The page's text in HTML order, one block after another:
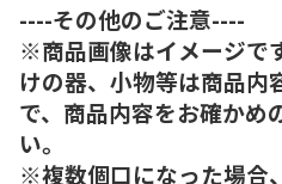
----その他のご注意----
※商品画像はイメージで
けの器、小物等は商品内
で、商品内容をお確かめ
い。
※複数個口になった場合